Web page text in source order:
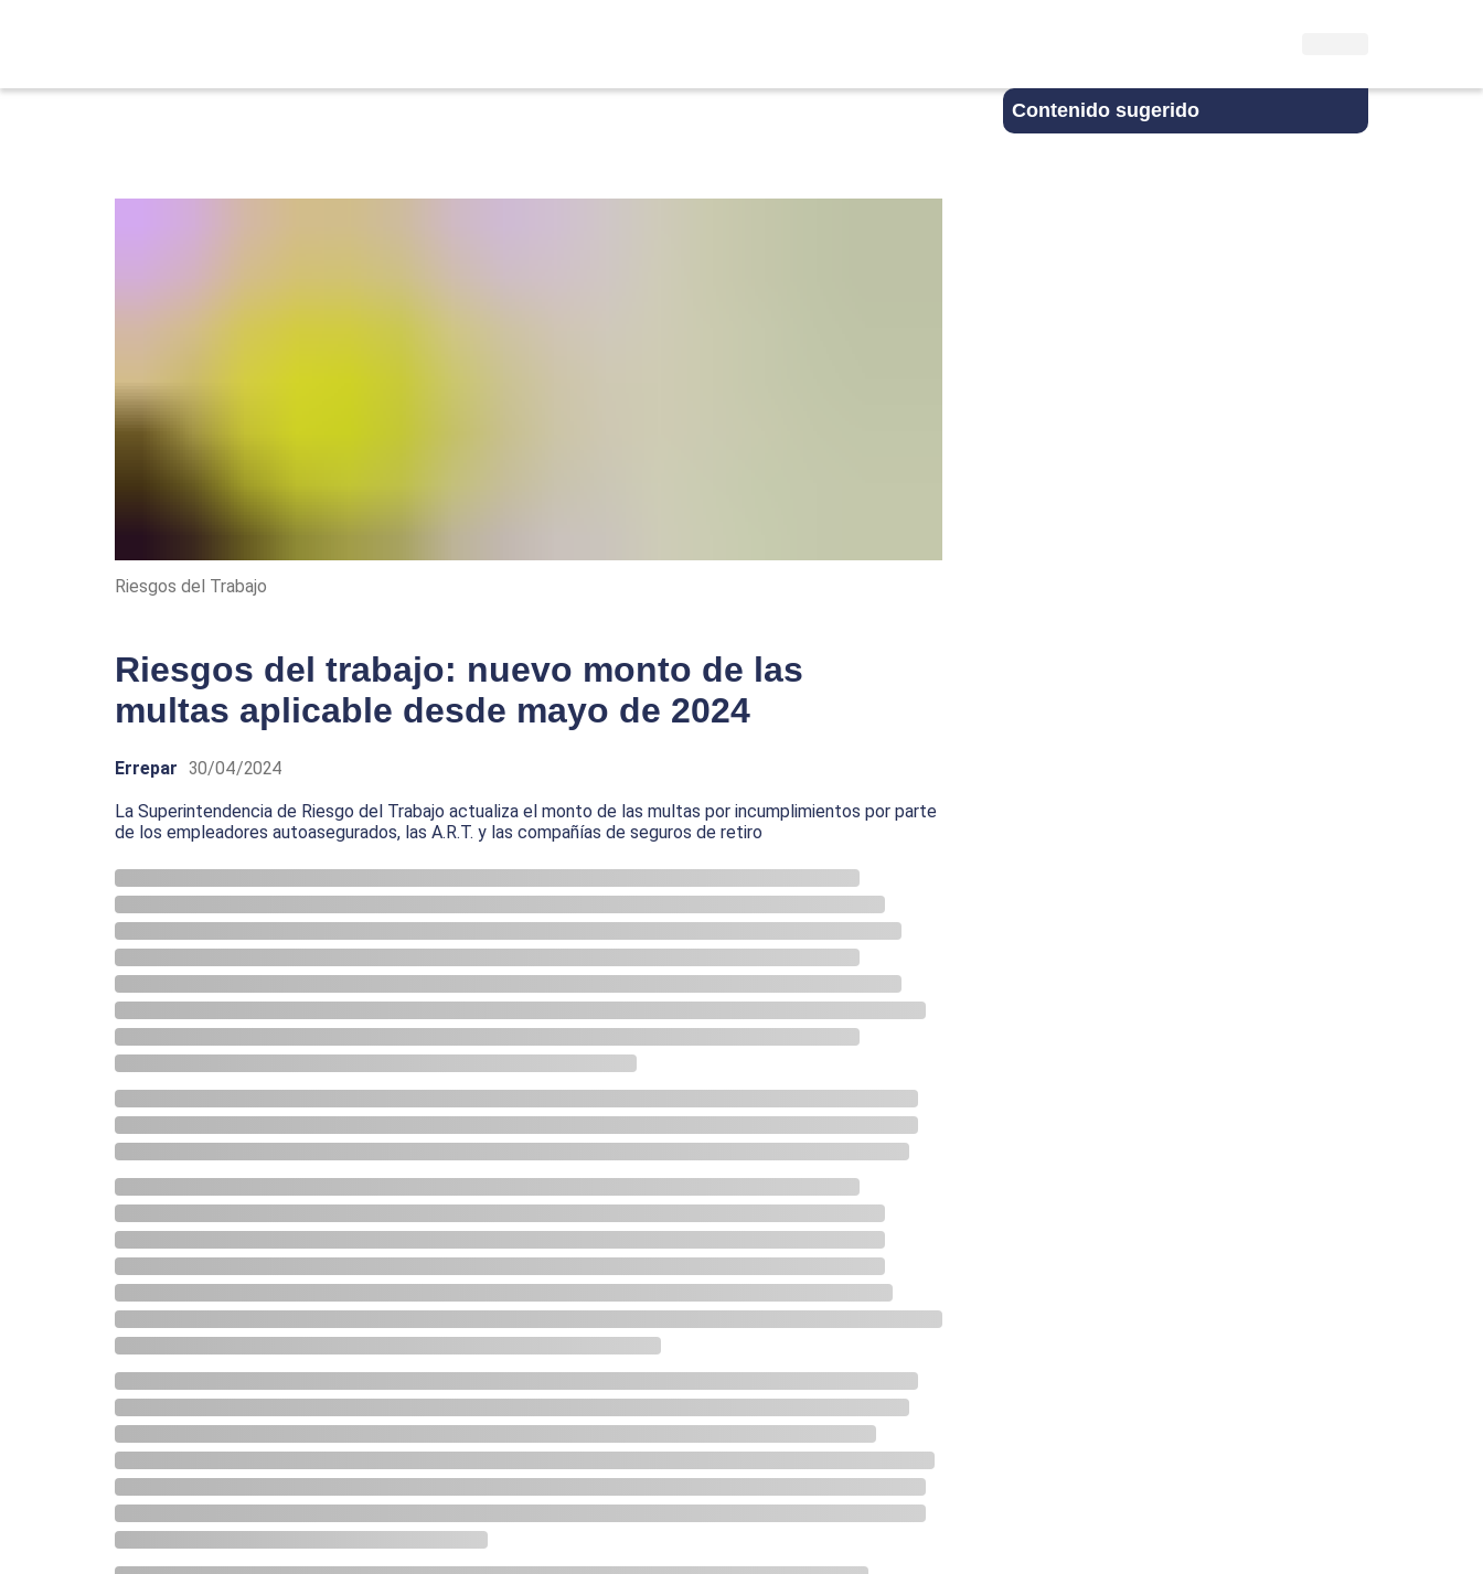
Contenido sugerido
Riesgos del Trabajo
Riesgos del trabajo: nuevo monto de las
multas aplicable desde mayo de 2024
Errepar 30/04/2024
La Superintendencia de Riesgo del Trabajo actualiza el monto de las multas por incumplimientos por parte
de los empleadores autoasegurados, las A.R.T. y las compañías de seguros de retiro